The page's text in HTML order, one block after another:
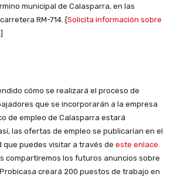
municipal de Calasparra, en las
RM-714. [Solicita información sobre
]
cómo se realizará el proceso de
que se incorporarán a la empresa
de empleo de Calasparra estará
las ofertas de empleo se publicarían en el
que puedes visitar a través de este enlace.
compartiremos los futuros anuncios sobre
creará 200 puestos de trabajo en